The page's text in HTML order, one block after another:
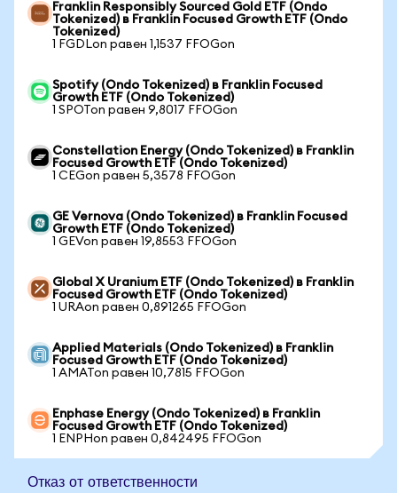
Franklin Responsibly Sourced Gold ETF (Ondo
Tokenized) в Franklin Focused Growth ETF (Ondo
Tokenized)
1 FGDLon равен 1,1537 FFOGon
Spotify (Ondo Tokenized) в Franklin Focused
Growth ETF (Ondo Tokenized)
1 SPOTon равен 9,8017 FFOGon
Constellation Energy (Ondo Tokenized) в Franklin
Focused Growth ETF (Ondo Tokenized)
1 CEGon равен 5,3578 FFOGon
GE Vernova (Ondo Tokenized) в Franklin Focused
Growth ETF (Ondo Tokenized)
1 GEVon равен 19,8553 FFOGon
Global X Uranium ETF (Ondo Tokenized) в Franklin
Focused Growth ETF (Ondo Tokenized)
1 URAon равен 0,891265 FFOGon
Applied Materials (Ondo Tokenized) в Franklin
Focused Growth ETF (Ondo Tokenized)
1 AMATon равен 10,7815 FFOGon
Enphase Energy (Ondo Tokenized) в Franklin
Focused Growth ETF (Ondo Tokenized)
1 ENPHon равен 0,842495 FFOGon
Отказ от ответственности